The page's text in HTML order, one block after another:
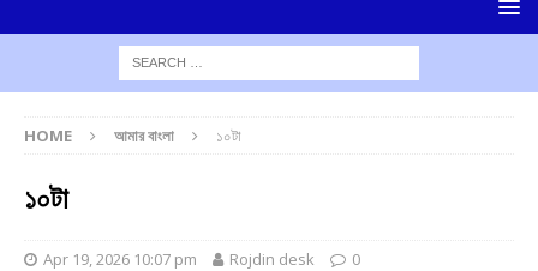
HOME আমার বাংলা ১০টা
১০টা
Apr 19, 2026 10:07 pm Rojdin desk 0